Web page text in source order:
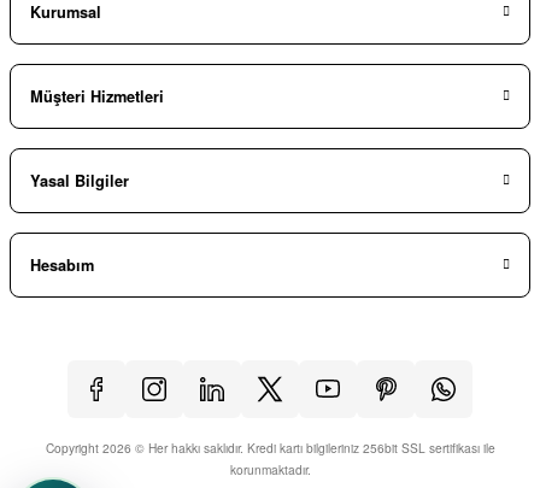
Kurumsal
Müşteri Hizmetleri
Yasal Bilgiler
Hesabım
Copyright 2026 © Her hakkı saklıdır. Kredi kartı bilgileriniz 256bit SSL sertifikası ile
korunmaktadır.